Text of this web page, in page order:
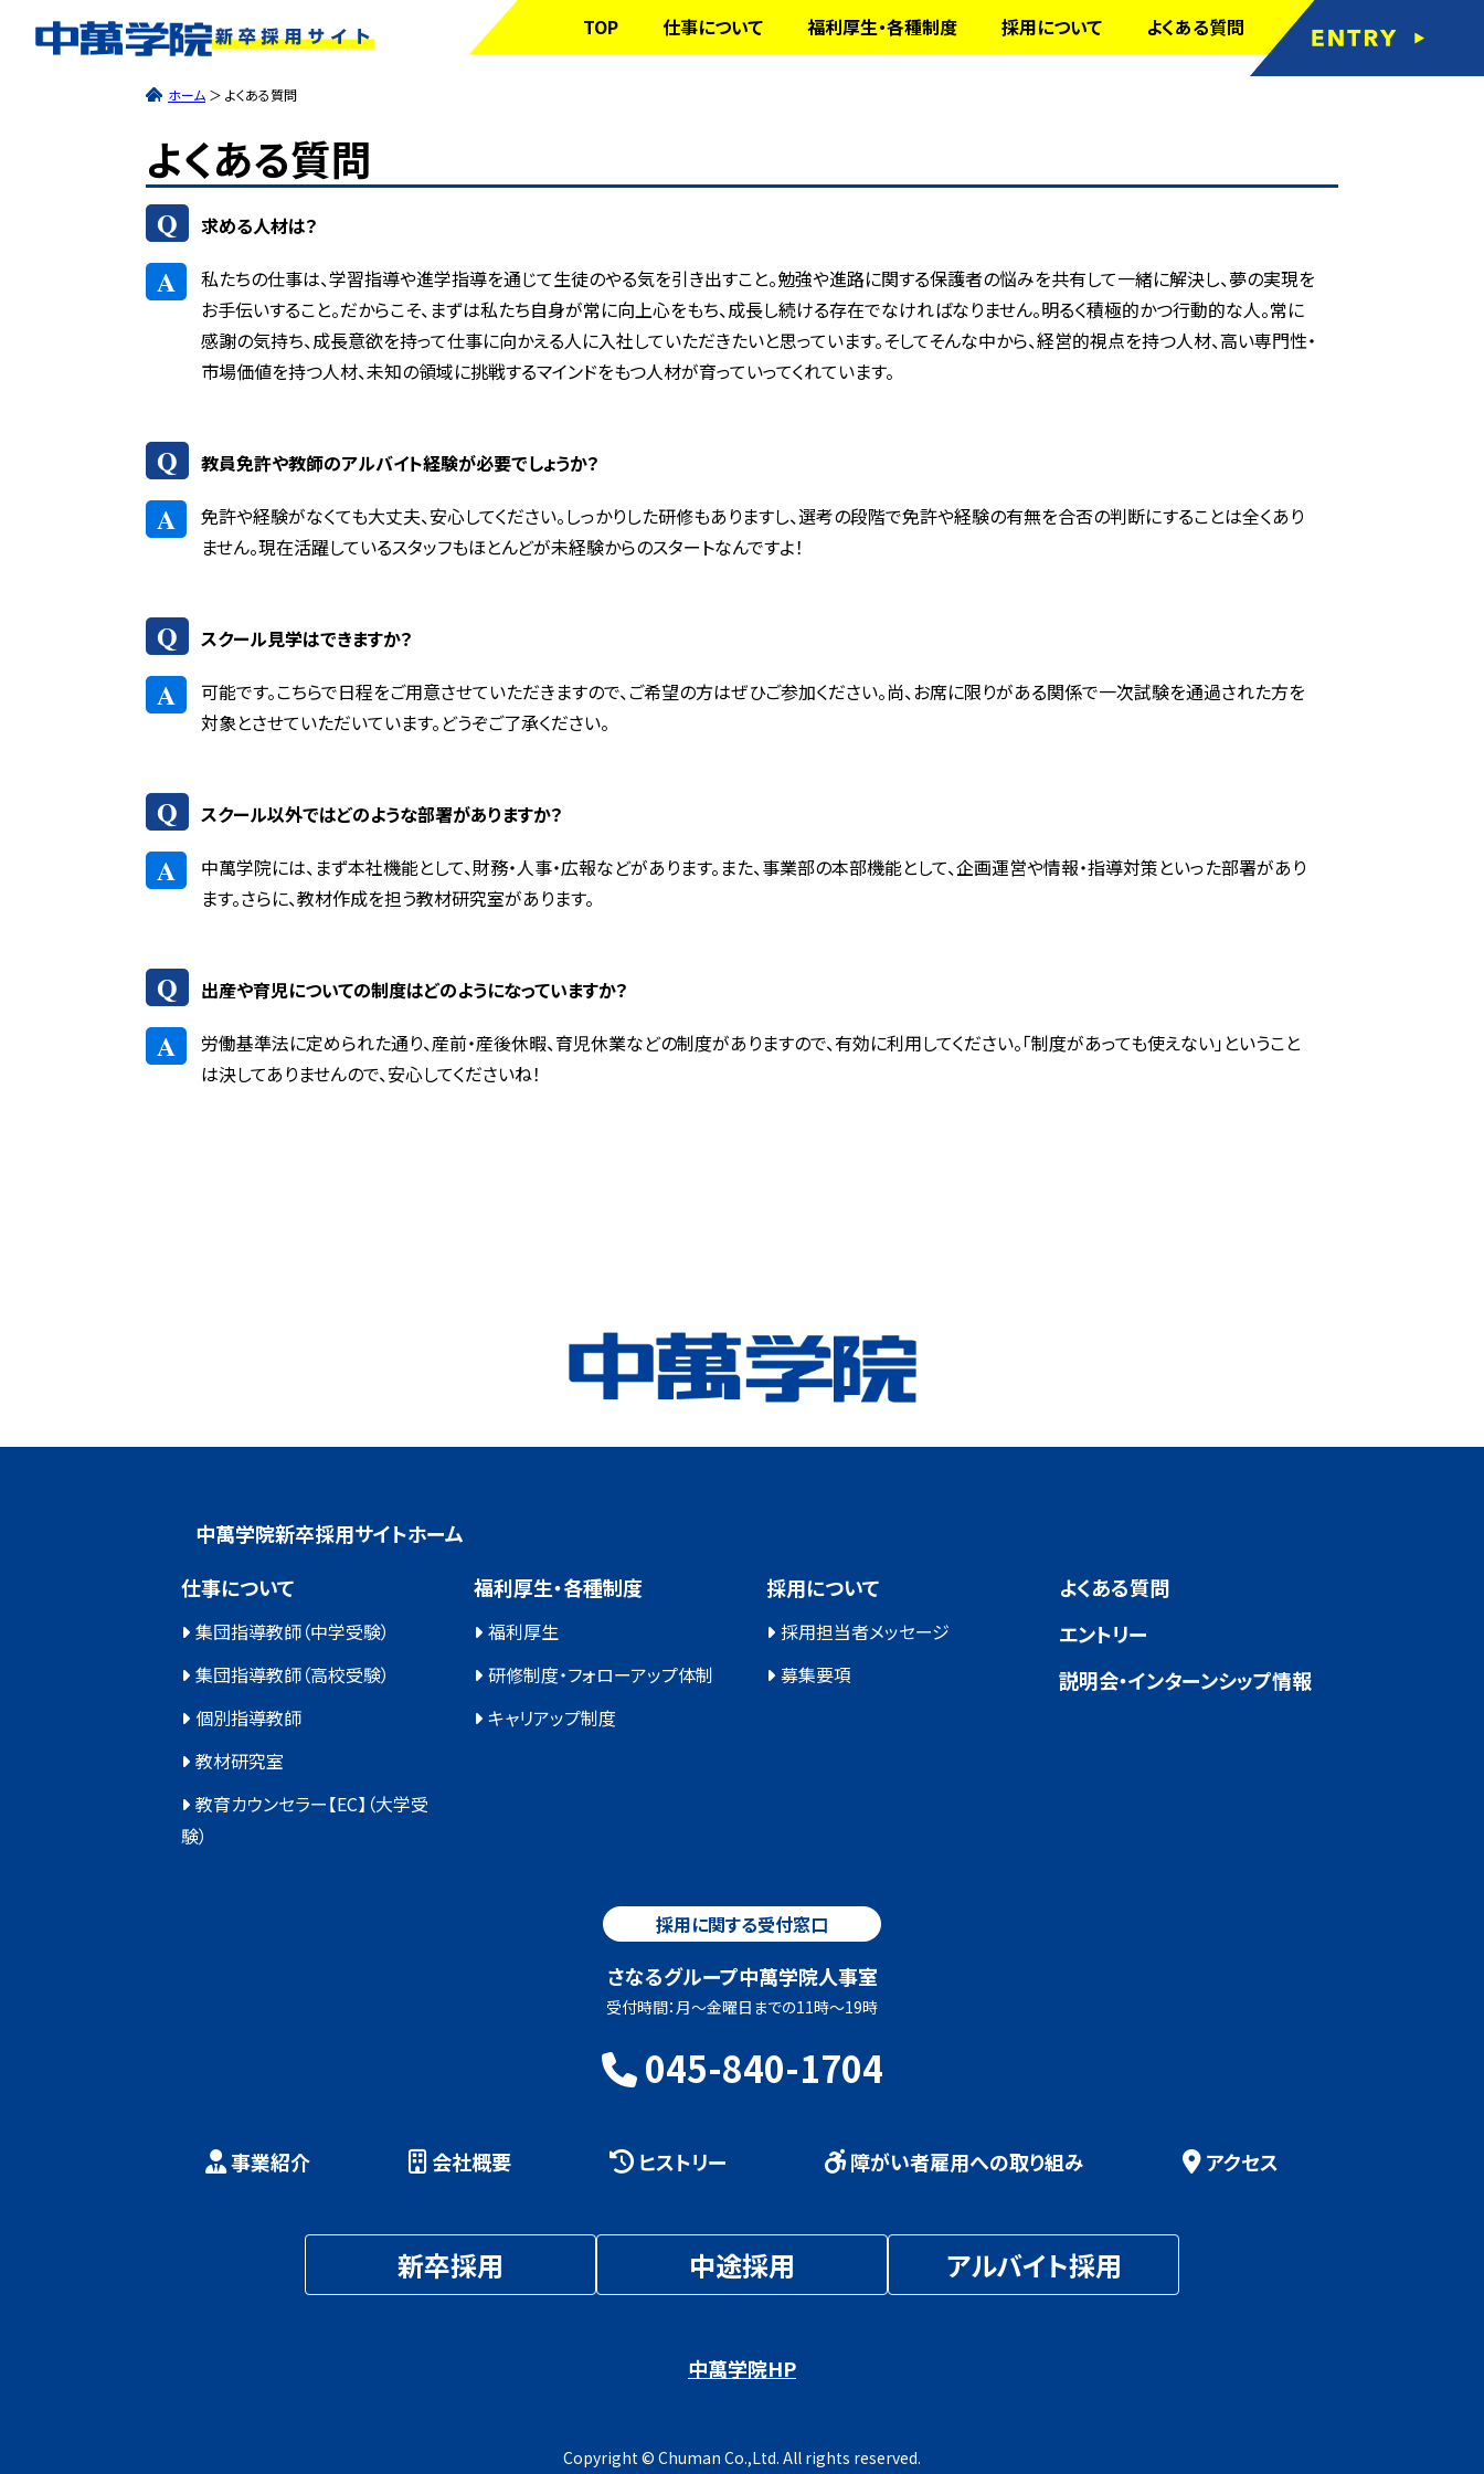
TOP 仕事について 福利厚生・各種制度 採用について よくある質問
ホーム ＞ よくある質問
よくある質問
Q 求める人材は？
A
私たちの仕事は、学習指導や進学指導を通じて生徒のやる気を引き出すこと。勉強や進路に関する保護者の悩みを共有して一緒に解決し、夢の実現を
お手伝いすること。だからこそ、まずは私たち自身が常に向上心をもち、成長し続ける存在でなければなりません。明るく積極的かつ行動的な人。常に
感謝の気持ち、成長意欲を持って仕事に向かえる人に入社していただきたいと思っています。そしてそんな中から、経営的視点を持つ人材、高い専門性・
市場価値を持つ人材、未知の領域に挑戦するマインドをもつ人材が育っていってくれています。
Q 教員免許や教師のアルバイト経験が必要でしょうか？
A
免許や経験がなくても大丈夫、安心してください。しっかりした研修もありますし、選考の段階で免許や経験の有無を合否の判断にすることは全くあり
ません。現在活躍しているスタッフもほとんどが未経験からのスタートなんですよ！
Q スクール見学はできますか？
A
可能です。こちらで日程をご用意させていただきますので、ご希望の方はぜひご参加ください。尚、お席に限りがある関係で一次試験を通過された方を
対象とさせていただいています。どうぞご了承ください。
Q スクール以外ではどのような部署がありますか？
A
中萬学院には、まず本社機能として、財務・人事・広報などがあります。また、事業部の本部機能として、企画運営や情報・指導対策といった部署があり
ます。さらに、教材作成を担う教材研究室があります。
Q 出産や育児についての制度はどのようになっていますか？
A
労働基準法に定められた通り、産前・産後休暇、育児休業などの制度がありますので、有効に利用してください。「制度があっても使えない」ということ
は決してありませんので、安心してくださいね！
中萬学院新卒採用サイトホーム
仕事について
集団指導教師（中学受験）
集団指導教師（高校受験）
個別指導教師
教材研究室
教育カウンセラー【EC】（大学受
験）
福利厚生・各種制度
福利厚生
研修制度・フォローアップ体制
キャリアップ制度
採用について
採用担当者メッセージ
募集要項
よくある質問
エントリー
説明会・インターンシップ情報
採用に関する受付窓口
さなるグループ中萬学院人事室
受付時間：月～金曜日までの11時～19時
045-840-1704
事業紹介 会社概要 ヒストリー 障がい者雇用への取り組み アクセス
新卒採用 中途採用 アルバイト採用
中萬学院HP
Copyright © Chuman Co.,Ltd. All rights reserved.